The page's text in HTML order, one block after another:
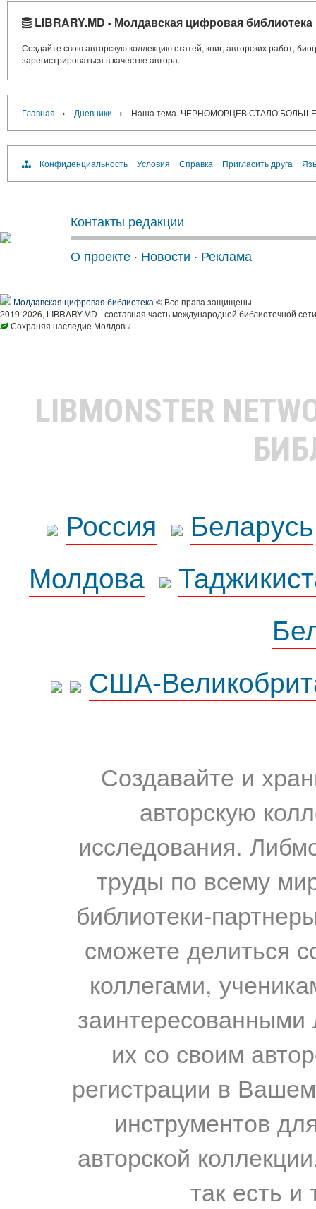
LIBRARY.MD - Молдавская цифровая библиотека
Создайте свою авторскую коллекцию статей, книг, авторских работ,
зарегистрироваться в качестве автора.
Главная › Дневники › Наша тема. ЧЕРНОМОРЦЕВ СТАЛО БОЛЬШЕ
Конфиденциальность Условия Справка Пригласить друга
Контакты редакции
О проекте · Новости · Реклама
Молдавская цифровая библиотека © Все права защищены
2019-2026, LIBRARY.MD - составная часть международной библиотечной
Сохраняя наследие Молдовы
LIBMONSTER
Россия
Беларусь
Молдова
США-
Создавайте и
авторскую
исследования.
труды по всему
библиотеки-
сможете делиться
коллегами,
их со своим
регистрации в
инструментов
авторской
так есть и